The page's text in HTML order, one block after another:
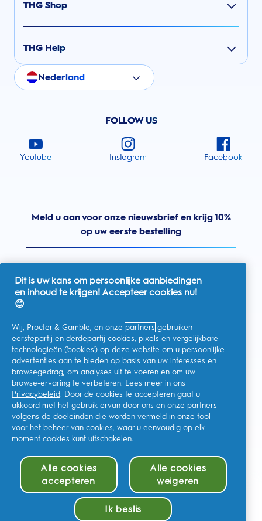
In winkelmandje (€2.89)
THG Shop
THG Help
Nederland
FOLLOW US
Youtube Instagram Facebook
Meld u aan voor onze nieuwsbrief en krijg 10%
op uw eerste bestelling
Ik geef toestemming voor het ontvangen van
gepersonaliseerde communicatie met betrekking tot
aanbiedingen, nieuws en andere promotionele initiatieven van
Oral-B en andere
P&G-merken
kan me op elk momentafmelden.
Procter & Gamble, als verwerkingsverantwoordelijke, zal uw
persoonlijke gegevens verwerken zodat u zich bij deze site kunt
registreren en de interactie kunt aangaan met de aangeboden
diensten en zodat P&G u, afhankelijk van uw toestemming,
relevante commerciële berichten kan sturen, waaronder
gepersonaliseerde advertenties in online media. Ontdek hier
Voor meer informatie over de verwerking van uw gegevens en
uw privacy rechten, kunt u
kijken of ons volledige
raadplegen.
U bent minstens 18 jaar oud en gaat akkoord met onzealgemene
voorwaarden.
Dit is uw kans om persoonlijke aanbiedingen
en inhoud te krijgen! Accepteer cookies nu!
😊
Wij, Procter & Gamble, en onze partners gebruiken
eerstepartij en derdepartij cookies, pixels en vergelijkbare
technologieën ('cookies') op deze website om u persoonlijke
advertenties aan te bieden op basis van uw interesses en
browsegedrag, om analyses uit te voeren en om uw
browse-ervaring te verbeteren. Lees meer in ons
Privacybeleid. Door de cookies te accepteren gaat u
akkoord met het gebruik ervan door ons en onze partners
volgens de doeleinden die worden vermeld in onze tool
voor het beheer van cookies, waar u eenvoudig op elk
moment cookies kunt uitschakelen.
Alle cookies
accepteren
Alle cookies
weigeren
Ik beslis